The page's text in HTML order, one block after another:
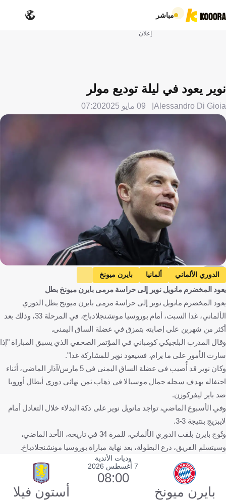
مباشر
إعلان
نوير يعود في ليلة توديع مولر
Alessandro Di Gioia 09 مايو 2025 07:20
AFP
الدوري الألماني ألمانيا
بايرن ميونخ
بوروسيا مونشنجلادباخ
مانويل نوير توماس مولر
يعود المخضرم مانويل نوير إلى حراسة مرمى بايرن ميونخ بطل
يعود المخضرم مانويل نوير إلى حراسة مرمى بايرن ميونخ بطل الدوري
الألماني، غدا السبت، أمام بوروسيا مونشنجلادباخ، في المرحلة 33، وذلك بعد
أكثر من شهرين على إصابته بتمزق في عضلة الساق اليمنى.
وقال المدرب البلجيكي كومباني في المؤتمر الصحفي الذي يسبق المباراة "إذا
سارت الأمور على ما يرام، فسيعود نوير للمشاركة غدا".
وكان نوير قد أُصيب في عضلة الساق اليمنى في 5 مارس/آذار الماضي، أثناء
احتفاله بهدف سجله جمال موسيالا في ذهاب ثمن نهائي دوري أبطال أوروبا
ضد باير ليفركوزن.
وفي الأسبوع الماضي، تواجد مانويل نوير على دكة البدلاء خلال التعادل أمام
لايبزيج بنتيجة 3-3.
وتُوج بايرن بلقب الدوري الألماني، للمرة 34 في تاريخه، الأحد الماضي،
وسيتسلم الفريق، درع البطولة، بعد نهاية مباراة بوروسيا مونشنجلادباخ.
وديات الأندية
بايرن ميونخ
7 أغسطس 2026
08:00
أستون فيلا